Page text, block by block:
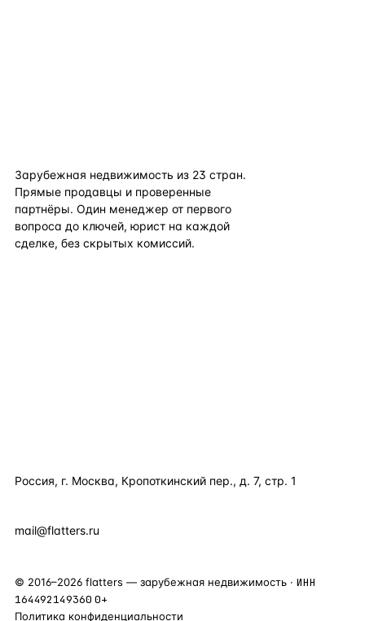
Зарубежная недвижимость из 23 стран.
Прямые продавцы и проверенные
партнёры. Один менеджер от первого
вопроса до ключей, юрист на каждой
сделке, без скрытых комиссий.
Россия, г. Москва, Кропоткинский пер., д. 7, стр. 1
mail@flatters.ru
© 2016–2026 flatters — зарубежная недвижимость · ИНН
164492149360 0+
Политика конфиденциальности